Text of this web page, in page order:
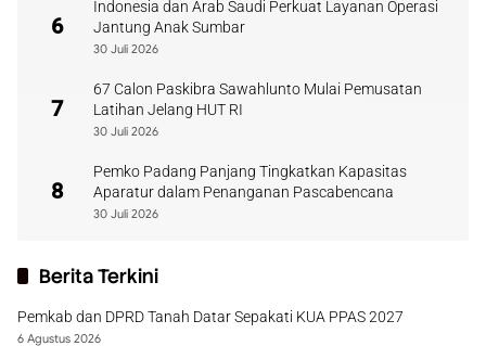
6
Indonesia dan Arab Saudi Perkuat Layanan Operasi
Jantung Anak Sumbar
30 Juli 2026
7
67 Calon Paskibra Sawahlunto Mulai Pemusatan
Latihan Jelang HUT RI
30 Juli 2026
8
Pemko Padang Panjang Tingkatkan Kapasitas
Aparatur dalam Penanganan Pascabencana
30 Juli 2026
Berita Terkini
Pemkab dan DPRD Tanah Datar Sepakati KUA PPAS 2027
6 Agustus 2026